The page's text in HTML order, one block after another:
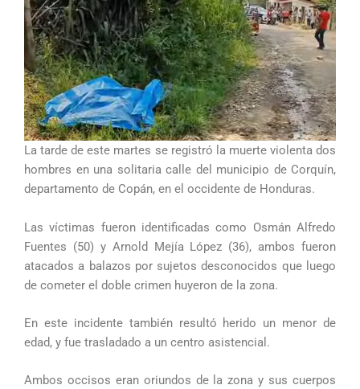
La tarde de este martes se registró la muerte violenta dos
hombres en una solitaria calle del municipio de Corquín,
departamento de Copán, en el occidente de Honduras.
Las víctimas fueron identificadas como Osmán Alfredo
Fuentes (50) y Arnold Mejía López (36), ambos fueron
atacados a balazos por sujetos desconocidos que luego
de cometer el doble crimen huyeron de la zona.
En este incidente también resultó herido un menor de
edad, y fue trasladado a un centro asistencial.
Ambos occisos eran oriundos de la zona y sus cuerpos